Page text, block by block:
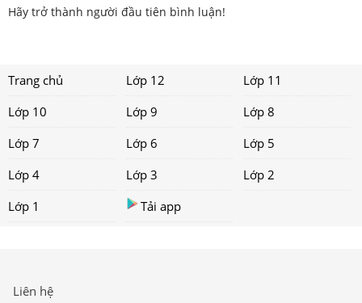
Hãy trở thành người đầu tiên bình luận!
Trang chủ Lớp 12
Lớp 11
Lớp 10
Lớp 9
Lớp 8
Lớp 7
Lớp 6
Lớp 5
Lớp 4
Lớp 3
Lớp 2
Lớp 1
Tải app
Liên hệ